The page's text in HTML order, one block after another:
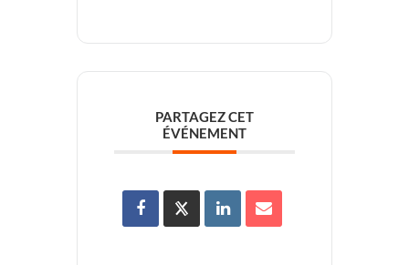
PARTAGEZ CET
ÉVÉNEMENT